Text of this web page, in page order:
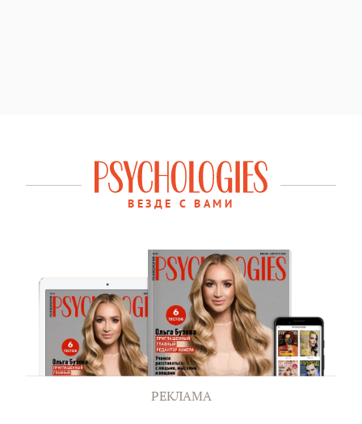
ВЕЗДЕ С ВАМИ
РЕКЛАМА